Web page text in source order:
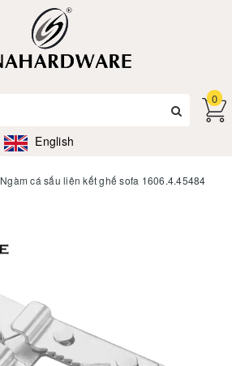
English
0
Ngàm cá sấu liên kết ghế sofa 1606.4.45484